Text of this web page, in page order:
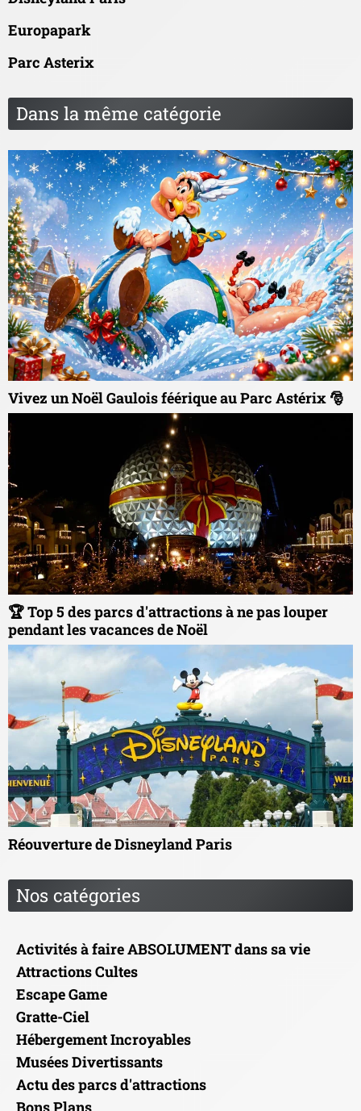
Europapark
Parc Asterix
Dans la même catégorie
Vivez un Noël Gaulois féérique au Parc Astérix 🎅
🏆 Top 5 des parcs d'attractions à ne pas louper
pendant les vacances de Noël
Réouverture de Disneyland Paris
Nos catégories
Activités à faire ABSOLUMENT dans sa vie
Attractions Cultes
Escape Game
Gratte-Ciel
Hébergement Incroyables
Musées Divertissants
Actu des parcs d'attractions